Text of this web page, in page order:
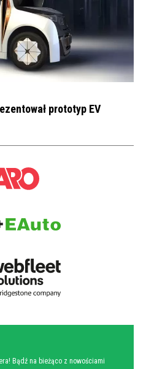
prototyp EV
Bądź na bieżąco z nowościami